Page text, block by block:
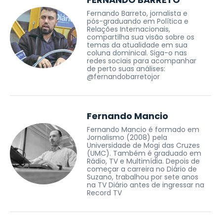
Fernando Barreto, jornalista e
pós-graduando em Política e
Relações Internacionais,
compartilha sua visão sobre os
temas da atualidade em sua
coluna dominical. Siga-o nas
redes sociais para acompanhar
de perto suas análises:
@fernandobarretojor
Fernando Mancio
Fernando Mancio é formado em
Jornalismo (2008) pela
Universidade de Mogi das Cruzes
(UMC). Também é graduado em
Rádio, TV e Multimídia. Depois de
começar a carreira no Diário de
Suzano, trabalhou por sete anos
na TV Diário antes de ingressar na
Record TV